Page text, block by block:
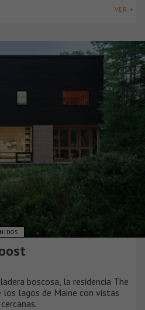
VER +
boscosa, la residencia The
lagos de Maine con vistas